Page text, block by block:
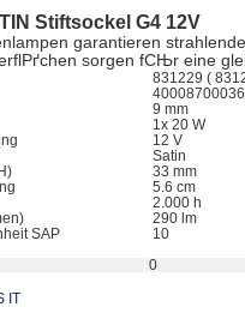
Stiftsockel G4 12V
garantieren
sorgen fСЊr eine
831229 (
9 mm
1x 20 W
12 V
Satin
33 mm
5.6 cm
2.000 h
290 lm
SAP
10
0
IT